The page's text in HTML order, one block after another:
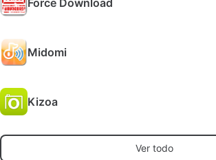
Midomi
Kizoa
Ver todo